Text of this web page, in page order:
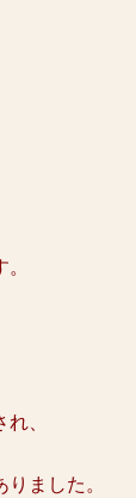
、
ました。